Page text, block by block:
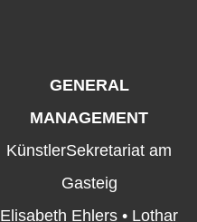
GENERAL
MANAGEMENT
KünstlerSekretariat am
Gasteig
Elisabeth Ehlers • Lothar